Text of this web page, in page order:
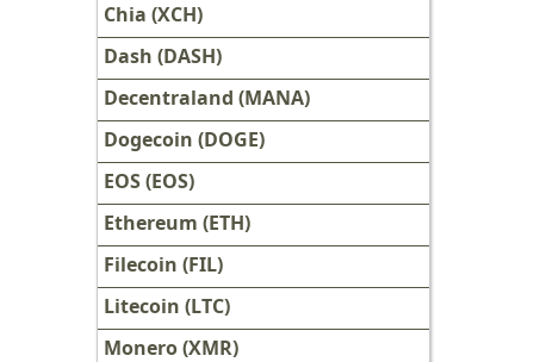
Chia (XCH)
Dash (DASH)
Decentraland (MANA)
Dogecoin (DOGE)
EOS (EOS)
Ethereum (ETH)
Filecoin (FIL)
Litecoin (LTC)
Monero (XMR)